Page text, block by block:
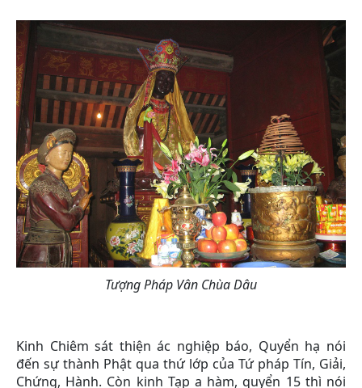
Tượng Pháp Vân Chùa Dâu
Kinh Chiêm sát thiện ác nghiệp báo, Quyển hạ nói
đến sự thành Phật qua thứ lớp của Tứ pháp Tín, Giải,
Chứng, Hành. Còn kinh Tạp a hàm, quyển 15 thì nói